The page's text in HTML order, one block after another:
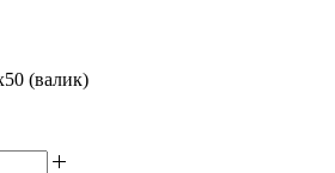
(валик)